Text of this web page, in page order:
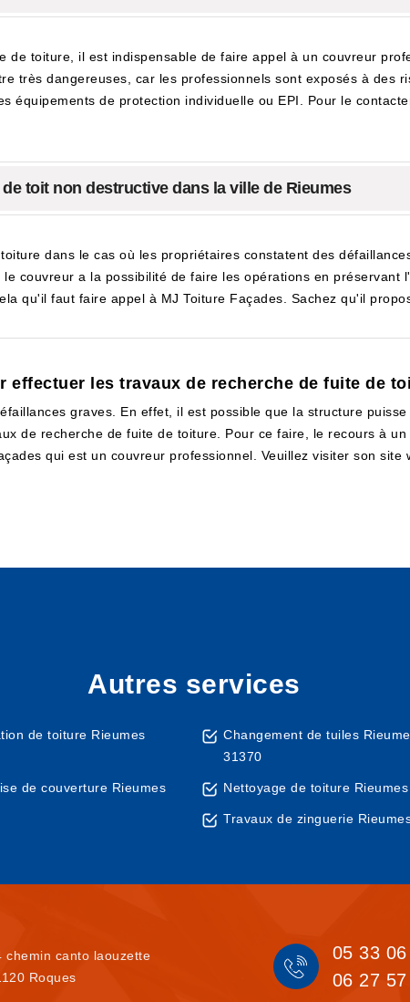
de toiture, il est indispensable de faire appel à un couvreur
très dangereuses, car les professionnels sont exposés à des
équipements de protection individuelle ou EPI. Pour le
toit non destructive dans la ville de Rieumes
dans le cas où les propriétaires constatent des
couvreur a la possibilité de faire les opérations en préservant
qu'il faut faire appel à MJ Toiture Façades. Sachez qu'il
les travaux de recherche de fuite de
graves. En effet, il est possible que la structure
de recherche de fuite de toiture. Pour ce faire, le recours à
qui est un couvreur professionnel. Veuillez visiter son site
Autres services
de toiture Rieumes
de couverture Rieumes
Changement de tuiles
31370
Nettoyage de toiture
Travaux de zinguerie
chemin canto laouzette
Roques
05 33
06 27